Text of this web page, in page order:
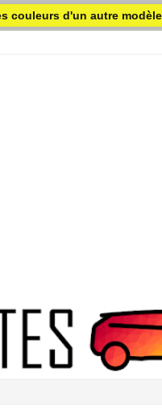
couleurs d'un autre modèle